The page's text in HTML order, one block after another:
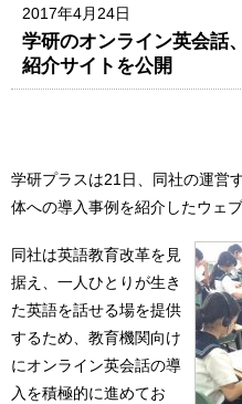
2017年4月24日
学研のオンライン英会話
紹介サイトを公開
学研プラスは21日、同社の運営
体への導入事例を紹介したウェ
同社は英語教育改革を見
据え、一人ひとりが生き
た英語を話せる場を提供
するため、教育機関向け
にオンライン英会話の導
入を積極的に進めてお